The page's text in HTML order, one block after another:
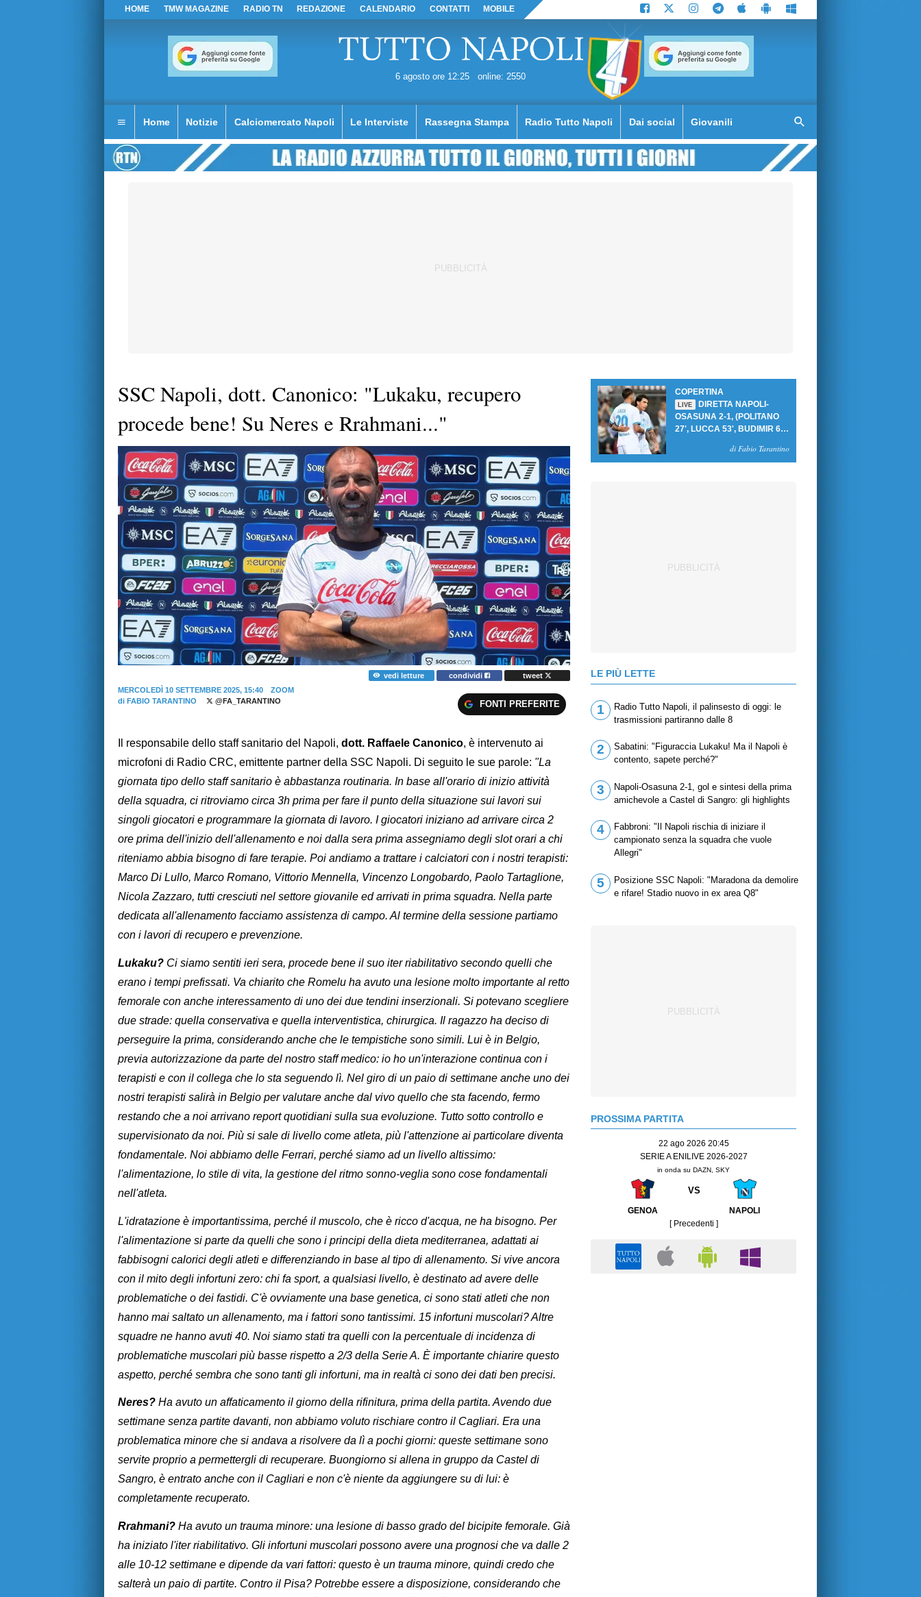
HOME TMW MAGAZINE RADIO TN REDAZIONE CALENDARIO CONTATTI MOBILE
6 agosto ore 12:25 online: 2550
Home Notizie Calciomercato Napoli Le Interviste Rassegna Stampa Radio Tutto Napoli Dai social Giovanili
SSC Napoli, dott. Canonico: "Lukaku, recupero
procede bene! Su Neres e Rrahmani..."
vedi letture condividi
tweet
MERCOLEDÌ 10 SETTEMBRE 2025, 15:40
ZOOM
di FABIO TARANTINO @FA_TARANTINO FONTI PREFERITE
Il responsabile dello staff sanitario del Napoli, dott. Raffaele Canonico, è intervenuto ai
microfoni di Radio CRC, emittente partner della SSC Napoli. Di seguito le sue parole: "La
giornata tipo dello staff sanitario è abbastanza routinaria. In base all'orario di inizio attività
della squadra, ci ritroviamo circa 3h prima per fare il punto della situazione sui lavori sui
singoli giocatori e programmare la giornata di lavoro. I giocatori iniziano ad arrivare circa 2
ore prima dell'inizio dell'allenamento e noi dalla sera prima assegniamo degli slot orari a chi
riteniamo abbia bisogno di fare terapie. Poi andiamo a trattare i calciatori con i nostri terapisti:
Marco Di Lullo, Marco Romano, Vittorio Mennella, Vincenzo Longobardo, Paolo Tartaglione,
Nicola Zazzaro, tutti cresciuti nel settore giovanile ed arrivati in prima squadra. Nella parte
dedicata all'allenamento facciamo assistenza di campo. Al termine della sessione partiamo
con i lavori di recupero e prevenzione.
Lukaku? Ci siamo sentiti ieri sera, procede bene il suo iter riabilitativo secondo quelli che
erano i tempi prefissati. Va chiarito che Romelu ha avuto una lesione molto importante al retto
femorale con anche interessamento di uno dei due tendini inserzionali. Si potevano scegliere
due strade: quella conservativa e quella interventistica, chirurgica. Il ragazzo ha deciso di
perseguire la prima, considerando anche che le tempistiche sono simili. Lui è in Belgio,
previa autorizzazione da parte del nostro staff medico: io ho un'interazione continua con i
terapisti e con il collega che lo sta seguendo lì. Nel giro di un paio di settimane anche uno dei
nostri terapisti salirà in Belgio per valutare anche dal vivo quello che sta facendo, fermo
restando che a noi arrivano report quotidiani sulla sua evoluzione. Tutto sotto controllo e
supervisionato da noi. Più si sale di livello come atleta, più l'attenzione ai particolare diventa
fondamentale. Noi abbiamo delle Ferrari, perché siamo ad un livello altissimo:
l'alimentazione, lo stile di vita, la gestione del ritmo sonno-veglia sono cose fondamentali
nell'atleta.
L'idratazione è importantissima, perché il muscolo, che è ricco d'acqua, ne ha bisogno. Per
l'alimentazione si parte da quelli che sono i principi della dieta mediterranea, adattati ai
fabbisogni calorici degli atleti e differenziando in base al tipo di allenamento. Si vive ancora
con il mito degli infortuni zero: chi fa sport, a qualsiasi livello, è destinato ad avere delle
problematiche o dei fastidi. C'è ovviamente una base genetica, ci sono stati atleti che non
hanno mai saltato un allenamento, ma i fattori sono tantissimi. 15 infortuni muscolari? Altre
squadre ne hanno avuti 40. Noi siamo stati tra quelli con la percentuale di incidenza di
problematiche muscolari più basse rispetto a 2/3 della Serie A. È importante chiarire questo
aspetto, perché sembra che sono tanti gli infortuni, ma in realtà ci sono dei dati ben precisi.
Neres? Ha avuto un affaticamento il giorno della rifinitura, prima della partita. Avendo due
settimane senza partite davanti, non abbiamo voluto rischiare contro il Cagliari. Era una
problematica minore che si andava a risolvere da lì a pochi giorni: queste settimane sono
servite proprio a permettergli di recuperare. Buongiorno si allena in gruppo da Castel di
Sangro, è entrato anche con il Cagliari e non c'è niente da aggiungere su di lui: è
completamente recuperato.
Rrahmani? Ha avuto un trauma minore: una lesione di basso grado del bicipite femorale. Già
ha iniziato l'iter riabilitativo. Gli infortuni muscolari possono avere una prognosi che va dalle 2
alle 10-12 settimane e dipende da vari fattori: questo è un trauma minore, quindi credo che
salterà un paio di partite. Contro il Pisa? Potrebbe essere a disposizione, considerando che
COPERTINA
LIVE
DIRETTA NAPOLI-
OSASUNA 2-1, (POLITANO
27', LUCCA 53', BUDIMIR 69'
PER PRIMA VITTORIA AL
di Fabio Tarantino
LE PIÙ LETTE
1
Radio Tutto Napoli, il palinsesto di oggi: le
trasmissioni partiranno dalle 8
2
Sabatini: "Figuraccia Lukaku! Ma il Napoli è
contento, sapete perché?"
3
Napoli-Osasuna 2-1, gol e sintesi della prima
amichevole a Castel di Sangro: gli highlights
4
Fabbroni: "Il Napoli rischia di iniziare il
campionato senza la squadra che vuole
Allegri"
5
Posizione SSC Napoli: "Maradona da demolire
e rifare! Stadio nuovo in ex area Q8"
PROSSIMA PARTITA
22 ago 2026 20:45
SERIE A ENILIVE 2026-2027
in onda su DAZN, SKY
VS
GENOA
NAPOLI
[ Precedenti ]